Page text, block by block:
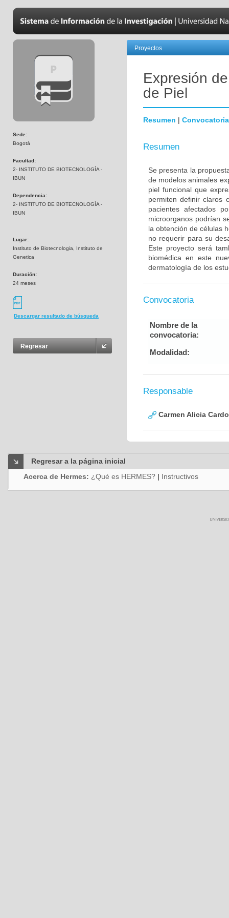
Sede:
Bogotá
Facultad:
2- INSTITUTO DE BIOTECNOLOGÍA -
IBUN
Dependencia:
2- INSTITUTO DE BIOTECNOLOGÍA -
IBUN
Lugar:
Instituto de Biotecnologia, Instituto de
Genetica
Duración:
24 meses
Descargar resultado de búsqueda
Regresar
Proyectos
Expresión
de Piel
Resumen | Convocatoria
Resumen
Se presenta la
de modelos animales
piel funcional que
permiten definir claros
pacientes afectados
microorganos podrían
la obtención de células
no requerir para su
Este proyecto será
biomédica en este
dermatología de los
Convocatoria
Nombre de la
convocatoria:
Modalidad:
Responsable
Carmen Alicia
Regresar a la página inicial
Acerca de Hermes: ¿Qué es HERMES? | Instructivos